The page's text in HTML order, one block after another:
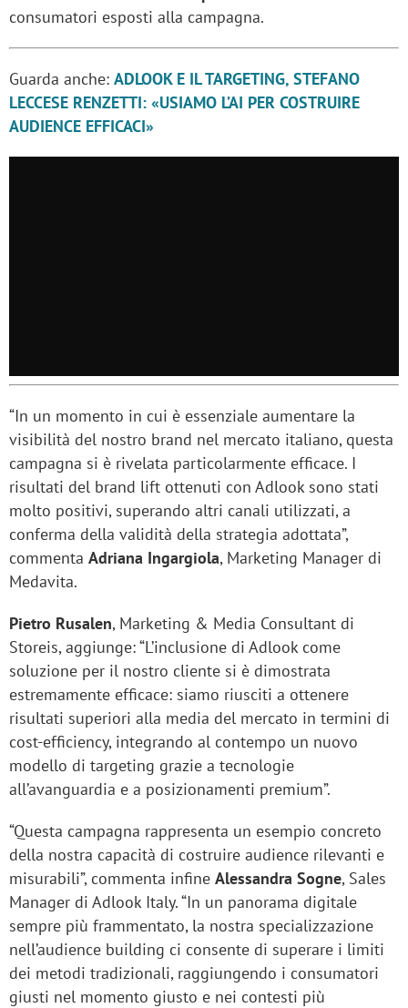
consumatori esposti alla campagna.
Guarda anche: ADLOOK E IL TARGETING, STEFANO
LECCESE RENZETTI: «USIAMO L’AI PER COSTRUIRE
AUDIENCE EFFICACI»
“In un momento in cui è essenziale aumentare la
visibilità del nostro brand nel mercato italiano, questa
campagna si è rivelata particolarmente efficace. I
risultati del brand lift ottenuti con Adlook sono stati
molto positivi, superando altri canali utilizzati, a
conferma della validità della strategia adottata”,
commenta Adriana Ingargiola, Marketing Manager di
Medavita.
Pietro Rusalen, Marketing & Media Consultant di
Storeis, aggiunge: “L’inclusione di Adlook come
soluzione per il nostro cliente si è dimostrata
estremamente efficace: siamo riusciti a ottenere
risultati superiori alla media del mercato in termini di
cost-efficiency, integrando al contempo un nuovo
modello di targeting grazie a tecnologie
all’avanguardia e a posizionamenti premium”.
“Questa campagna rappresenta un esempio concreto
della nostra capacità di costruire audience rilevanti e
misurabili”, commenta infine Alessandra Sogne, Sales
Manager di Adlook Italy. “In un panorama digitale
sempre più frammentato, la nostra specializzazione
nell’audience building ci consente di superare i limiti
dei metodi tradizionali, raggiungendo i consumatori
giusti nel momento giusto e nei contesti più